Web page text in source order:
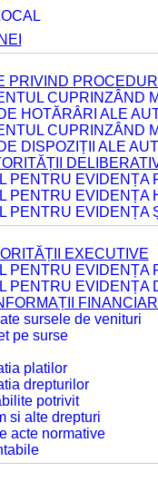
PRIVIND
CUPRINZÂND
HOTĂRÂRI ALE
CUPRINZÂND
DISPOZIȚII ALE
PENTRU EVIDENȚA
PENTRU EVIDENȚA
PENTRU EVIDENȚA
EXECUTIVE
PENTRU EVIDENȚA
PENTRU EVIDENȚA
sursele de venituri
pe surse
platilor
drepturilor
potrivit
si alte drepturi
acte normative